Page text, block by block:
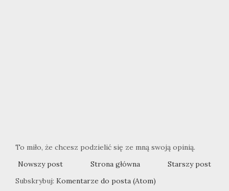
To miło, że chcesz podzielić się ze mną swoją opinią.
Nowszy post
Starszy post
Strona główna
Subskrybuj: Komentarze do posta (Atom)